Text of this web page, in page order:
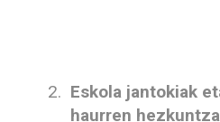
Eskola jantokiak
haurren